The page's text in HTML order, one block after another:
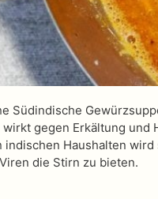
Südindische
wirkt gegen Erkältung und
Haushalten
die Stirn zu bieten.